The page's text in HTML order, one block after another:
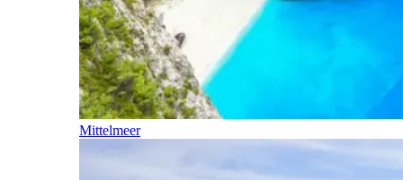
Mittelmeer